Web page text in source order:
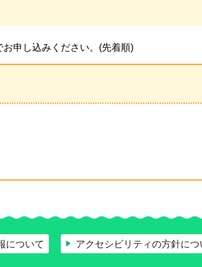
申し込みください。(先着順)
について アクセシビリティの方針につ